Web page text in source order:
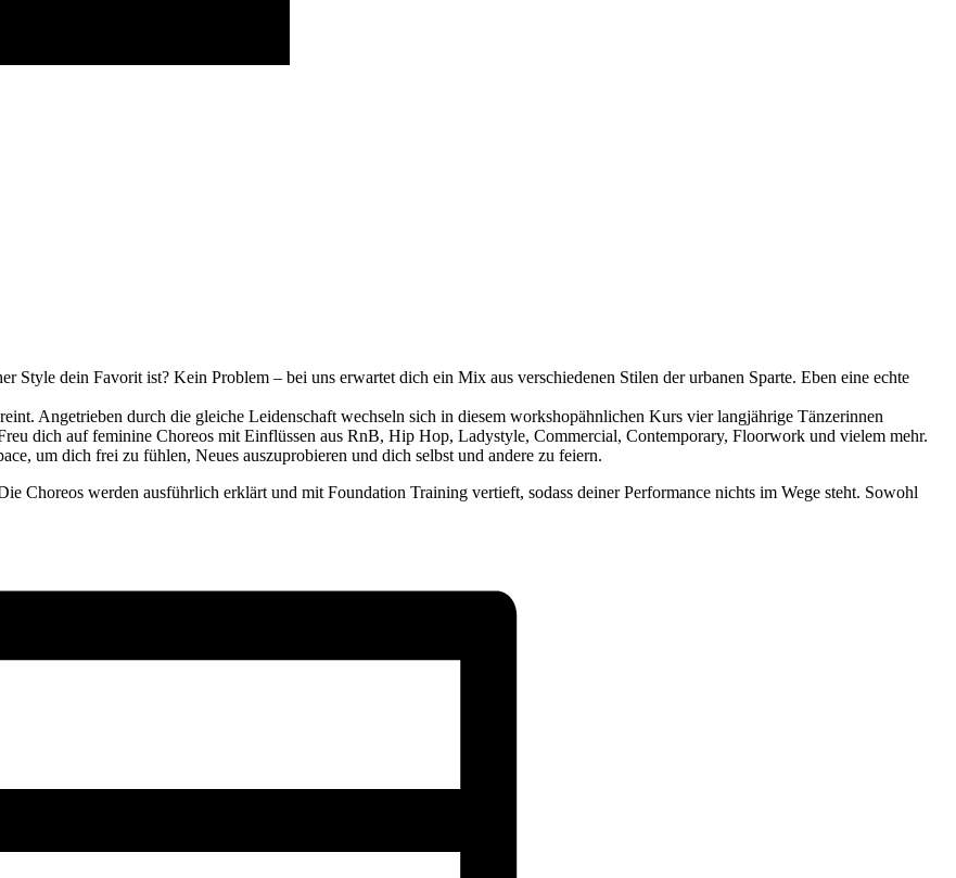
Style dein Favorit ist? Kein Problem – bei uns erwartet dich ein Mix aus verschiedenen Stilen der urbanen Sparte. Eben eine echte
Angetrieben durch die gleiche Leidenschaft wechseln sich in diesem workshopähnlichen Kurs vier langjährige Tänzerinnen
dich auf feminine Choreos mit Einflüssen aus RnB, Hip Hop, Ladystyle, Commercial, Contemporary, Floorwork und vielem mehr.
um dich frei zu fühlen, Neues auszuprobieren und dich selbst und andere zu feiern.
Choreos werden ausführlich erklärt und mit Foundation Training vertieft, sodass deiner Performance nichts im Wege steht. Sowohl